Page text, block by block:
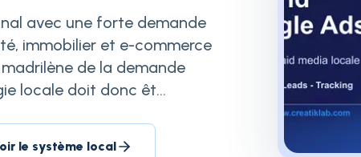
avec une forte demande
immobilier et e-commerce
de la demande
locale doit donc êt...
le système local